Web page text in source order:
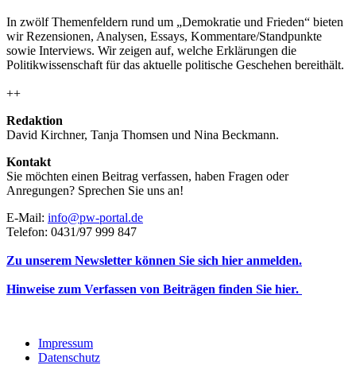
In zwölf Themenfeldern rund um „Demokratie und Frieden“ bieten
wir Rezensionen, Analysen, Essays, Kommentare/Standpunkte
sowie Interviews. Wir zeigen auf, welche Erklärungen die
Politikwissenschaft für das aktuelle politische Geschehen bereithält.
++
Redaktion
David Kirchner, Tanja Thomsen und Nina Beckmann.
Kontakt
Sie möchten einen Beitrag verfassen, haben Fragen oder
Anregungen? Sprechen Sie uns an!
E-Mail: info@pw-portal.de
Telefon: 0431/97 999 847
Zu unserem Newsletter können Sie sich hier anmelden.
Hinweise zum Verfassen von Beiträgen finden Sie hier.
Impressum
Datenschutz